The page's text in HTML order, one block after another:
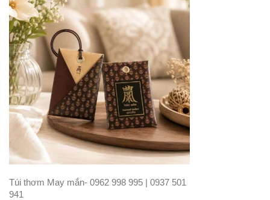
Túi thơm May mắn- 0962 998 995 | 0937 501
941